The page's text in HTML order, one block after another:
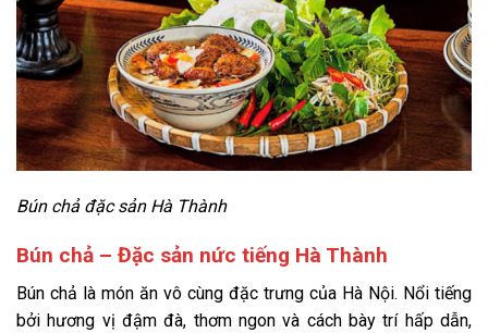
Bún chả đặc sản Hà Thành
Bún chả – Đặc sản nức tiếng Hà Thành
Bún chả là món ăn vô cùng đặc trưng của Hà Nội. Nổi tiếng
bởi hương vị đậm đà, thơm ngon và cách bày trí hấp dẫn,